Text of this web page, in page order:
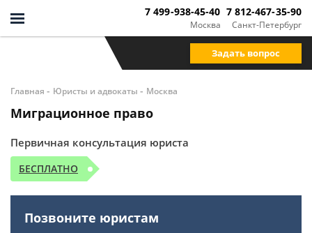
Москва
7 499-938-45-40
Санкт-Петербург
7 812-467-35-90
Задать вопрос
Главная - Юристы и адвокаты - Москва
Миграционное право
Первичная консультация юриста
БЕСПЛАТНО
Позвоните юристам